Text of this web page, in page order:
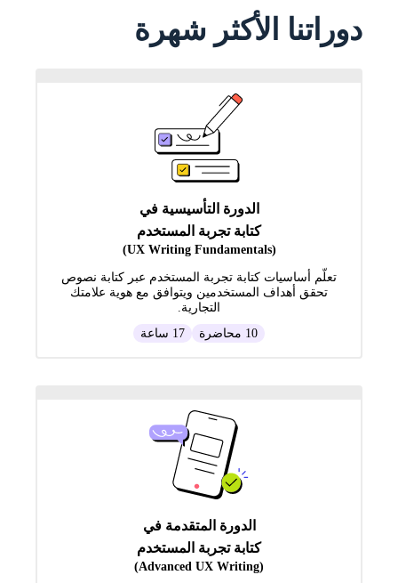
دوراتنا الأكثر شهرة
الدورة التأسيسية في
كتابة تجربة المستخدم
(UX Writing Fundamentals)
تعلّم أساسيات كتابة تجربة المستخدم عبر كتابة نصوص
تحقق أهداف المستخدمين ويتوافق مع هوية علامتك
التجارية.
10 محاضرة
17 ساعة
الدورة المتقدمة في
كتابة تجربة المستخدم
(Advanced UX Writing)